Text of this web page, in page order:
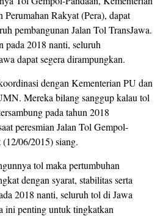
Rakyat (Pera), dapat
pembangunan Jalan Tol TransJawa.
pada 2018 nanti, seluruh
dapat segera dirampungkan.
dengan Kementerian PU dan
Mereka bilang sanggup kalau tol
pada tahun 2018
peresmian Jalan Tol Gempol-
(12/06/2015) siang.
tol maka pertumbuhan
dengan syarat, stabilitas serta
2018 nanti, seluruh tol di Jawa
ini penting untuk tingkatkan